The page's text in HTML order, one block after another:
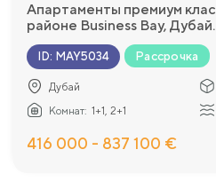
Апартаменты премиум
районе Business Bay, Дубай.
ID: MAY5034 Рассрочка
Дубай
Комнат: 1+1, 2+1
416 000 - 837 100 €